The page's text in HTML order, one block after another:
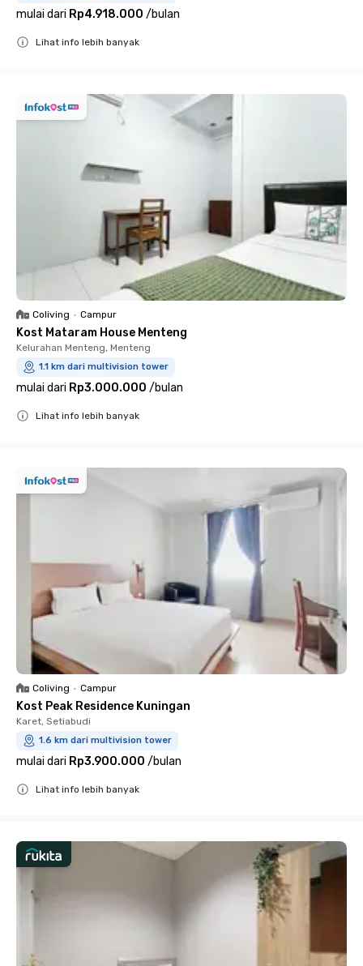
mulai dari Rp4.918.000 /bulan
Lihat info lebih banyak
Coliving • Campur
Kost Mataram House Menteng
Kelurahan Menteng, Menteng
1.1 km dari multivision tower
mulai dari Rp3.000.000 /bulan
Lihat info lebih banyak
Coliving • Campur
Kost Peak Residence Kuningan
Karet, Setiabudi
1.6 km dari multivision tower
mulai dari Rp3.900.000 /bulan
Lihat info lebih banyak